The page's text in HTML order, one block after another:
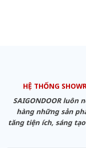
HỆ THỐNG
SAIGONDOOR luôn
hàng những sản
tăng tiện ích, sáng